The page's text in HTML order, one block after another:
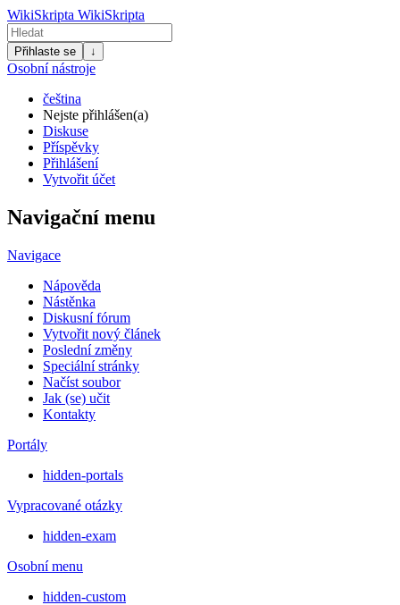
WikiSkripta WikiSkripta
Přihlaste se ↓
Osobní nástroje
čeština
Nejste přihlášen(a)
Diskuse
Příspěvky
Přihlášení
Vytvořit účet
Navigační menu
Navigace
Nápověda
Nástěnka
Diskusní fórum
Vytvořit nový článek
Poslední změny
Speciální stránky
Načíst soubor
Jak (se) učit
Kontakty
Portály
hidden-portals
Vypracované otázky
hidden-exam
Osobní menu
hidden-custom